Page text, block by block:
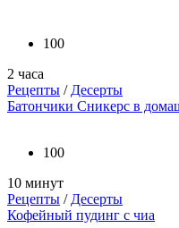
100
2 часа
Рецепты / Десерты
Батончики Сникерс в
100
10 минут
Рецепты / Десерты
Кофейный пудинг с чиа